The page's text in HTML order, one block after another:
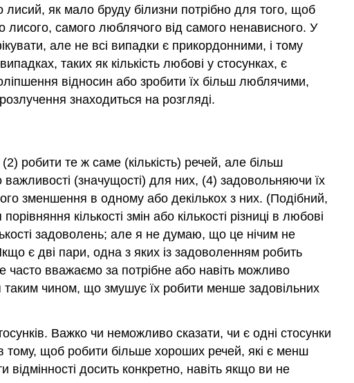
як мало бруду білизни потрібно для того, щоб
лисого, самого люблячого від самого ненависного. У
але не всі випадки є прикордонними, і тому
таких як кількість любові у стосунках, є
відносин або зробити їх більш люблячими,
знаходиться на розгляді.
робити те ж саме (кількість) речей, але більш
важливості (значущості) для них, (4) задовольняючи їх
зменшення в одному або декількох з них. (Подібний,
кількості змін або кількості різниці в любові
задоволень; але я не думаю, що це нічим не
є дві пари, одна з яких із задоволенням робить
вважаємо за потрібне або навіть можливо
чином, що змушує їх робити менше задовільних
Важко чи неможливо сказати, чи є одні стосунки
тому, щоб робити більше хороших речей, які є менш
досить конкретно, навіть якщо ви не